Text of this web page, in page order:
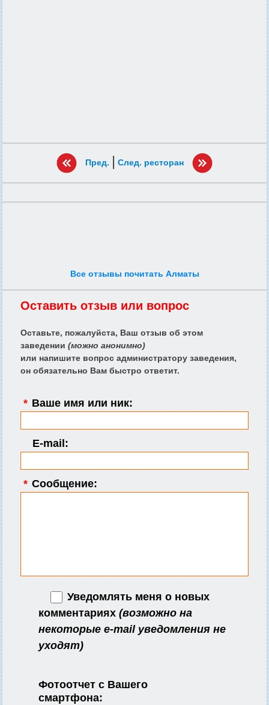
Пред. | След. ресторан
Все отзывы почитать Алматы
Оставить отзыв или вопрос
Оставьте, пожалуйста, Ваш отзыв об этом
заведении (можно анонимно)
или напишите вопрос администратору заведения,
он обязательно Вам быстро ответит.
* Ваше имя или ник:
E-mail:
* Сообщение:
Уведомлять меня о новых
комментариях (возможно на
некоторые e-mail уведомления не
уходят)
Фотоотчет с Вашего
смартфона: